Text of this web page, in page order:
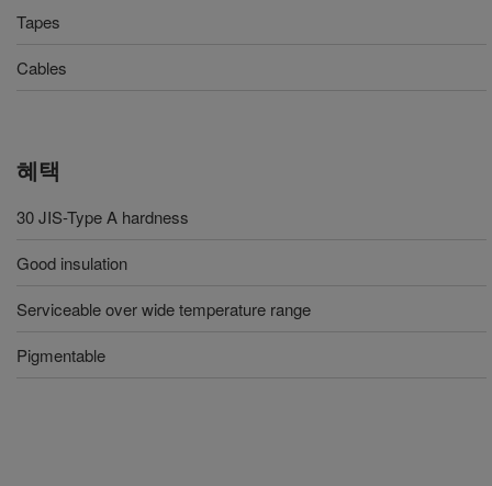
Tapes
Cables
혜택
30 JIS-Type A hardness
Good insulation
Serviceable over wide temperature range
Pigmentable